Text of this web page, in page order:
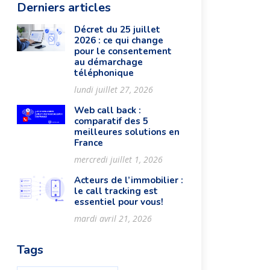
Derniers articles
Décret du 25 juillet
2026 : ce qui change
pour le consentement
au démarchage
téléphonique
lundi juillet 27, 2026
Web call back :
comparatif des 5
meilleures solutions en
France
mercredi juillet 1, 2026
Acteurs de l’immobilier :
le call tracking est
essentiel pour vous!
mardi avril 21, 2026
Tags